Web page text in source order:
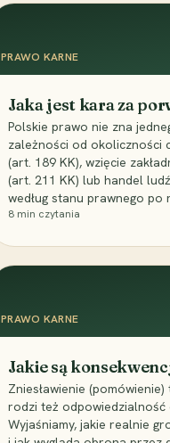
PRAWO KARNE
Jaka jest kara za
Polskie prawo nie zna
zależności od okoliczności
(art. 189 KK), wzięcie
(art. 211 KK) lub handel
według stanu prawnego
8 min czytania
PRAWO KARNE
Jakie są
Zniesławienie
rodzi też odpowiedzialność
Wyjaśniamy, jakie realnie